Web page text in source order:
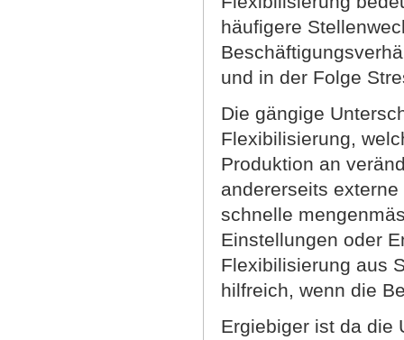
häufigere
und in der Folge
Die gängige
Flexibilisierung,
Produktion an
andererseits
schnelle
Einstellungen oder
Flexibilisierung aus
hilfreich, wenn die
Ergiebiger ist da die